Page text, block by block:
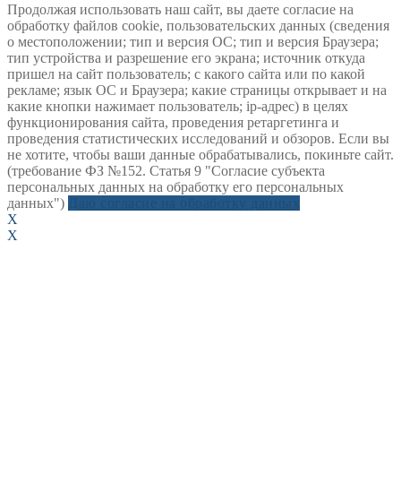
Продолжая использовать наш сайт, вы даете согласие на
обработку файлов cookie, пользовательских данных (сведения
о местоположении; тип и версия ОС; тип и версия Браузера;
тип устройства и разрешение его экрана; источник откуда
пришел на сайт пользователь; с какого сайта или по какой
рекламе; язык ОС и Браузера; какие страницы открывает и на
какие кнопки нажимает пользователь; ip-адрес) в целях
функционирования сайта, проведения ретаргетинга и
проведения статистических исследований и обзоров. Если вы
не хотите, чтобы ваши данные обрабатывались, покиньте сайт.
(требование ФЗ №152. Статья 9 "Согласие субъекта
персональных данных на обработку его персональных
данных")
X
X